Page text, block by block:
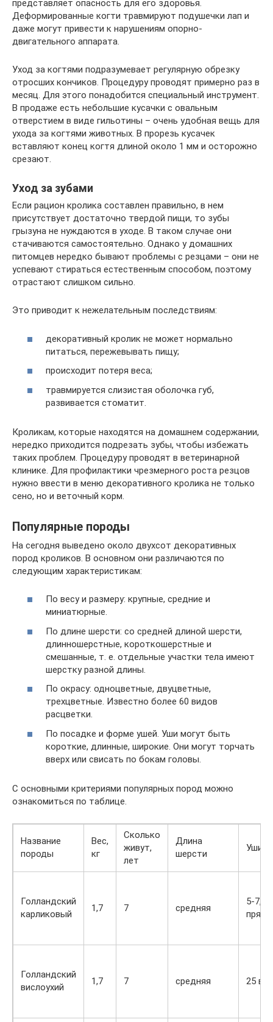
представляет опасность для его здоровья.
Деформированные когти травмируют подушечки лап и
даже могут привести к нарушениям опорно-
двигательного аппарата.
Уход за когтями подразумевает регулярную обрезку
отросших кончиков. Процедуру проводят примерно раз в
месяц. Для этого понадобится специальный инструмент.
В продаже есть небольшие кусачки с овальным
отверстием в виде гильотины – очень удобная вещь для
ухода за когтями животных. В прорезь кусачек
вставляют конец когтя длиной около 1 мм и осторожно
срезают.
Уход за зубами
Если рацион кролика составлен правильно, в нем
присутствует достаточно твердой пищи, то зубы
грызуна не нуждаются в уходе. В таком случае они
стачиваются самостоятельно. Однако у домашних
питомцев нередко бывают проблемы с резцами – они не
успевают стираться естественным способом, поэтому
отрастают слишком сильно.
Это приводит к нежелательным последствиям:
декоративный кролик не может нормально
питаться, пережевывать пищу;
происходит потеря веса;
травмируется слизистая оболочка губ,
развивается стоматит.
Кроликам, которые находятся на домашнем содержании,
нередко приходится подрезать зубы, чтобы избежать
таких проблем. Процедуру проводят в ветеринарной
клинике. Для профилактики чрезмерного роста резцов
нужно ввести в меню декоративного кролика не только
сено, но и веточный корм.
Популярные породы
На сегодня выведено около двухсот декоративных
пород кроликов. В основном они различаются по
следующим характеристикам:
По весу и размеру: крупные, средние и
миниатюрные.
По длине шерсти: со средней длиной шерсти,
длинношерстные, короткошерстные и
смешанные, т. е. отдельные участки тела имеют
шерстку разной длины.
По окрасу: одноцветные, двуцветные,
трехцветные. Известно более 60 видов
расцветки.
По посадке и форме ушей. Уши могут быть
короткие, длинные, широкие. Они могут торчать
вверх или свисать по бокам головы.
С основными критериями популярных пород можно
ознакомиться по таблице.
Название
породы
Вес,
кг
Сколько
живут,
лет
Длина
шерсти
Уши,
Голландский
карликовый
1,7 7 средняя
5-7,5
Голландский
вислоухий
1,7 7 средняя 25